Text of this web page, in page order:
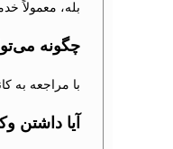
بله، معمولاً
چگونه
با مراجعه به
آیا داشتن